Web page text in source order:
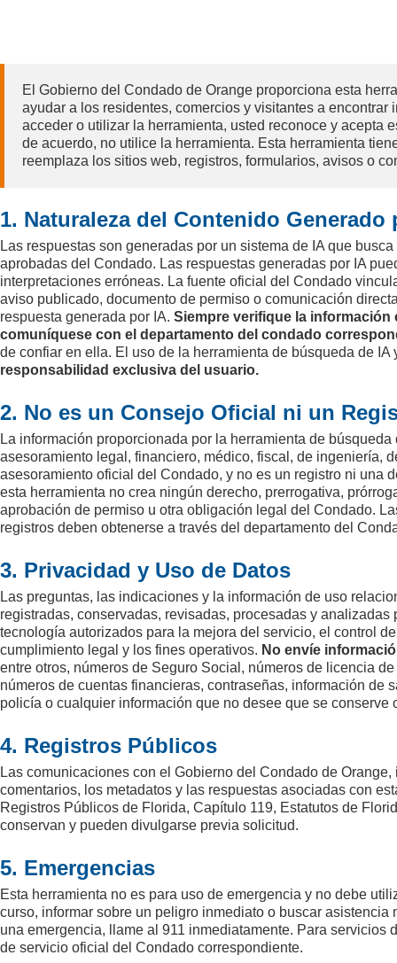
El Gobierno del Condado de Orange proporciona esta
ayudar a los residentes, comercios y visitantes a
acceder o utilizar la herramienta, usted reconoce y acepta
de acuerdo, no utilice la herramienta. Esta herramienta
reemplaza los sitios web, registros, formularios, avisos o
1. Naturaleza del Contenido Generado
Las respuestas son generadas por un sistema de IA que
aprobadas del Condado. Las respuestas generadas por IA
interpretaciones erróneas. La fuente oficial del Condado
aviso publicado, documento de permiso o comunicación
respuesta generada por IA. Siempre verifique la
comuníquese con el departamento del condado
de confiar en ella. El uso de la herramienta de búsqueda de
responsabilidad exclusiva del usuario.
2. No es un Consejo Oficial ni un
La información proporcionada por la herramienta de
asesoramiento legal, financiero, médico, fiscal, de ingeniería,
asesoramiento oficial del Condado, y no es un registro ni una
esta herramienta no crea ningún derecho, prerrogativa,
aprobación de permiso u otra obligación legal del Condado.
registros deben obtenerse a través del departamento del
3. Privacidad y Uso de Datos
Las preguntas, las indicaciones y la información de uso
registradas, conservadas, revisadas, procesadas y
tecnología autorizados para la mejora del servicio, el control
cumplimiento legal y los fines operativos. No envíe
entre otros, números de Seguro Social, números de licencia
números de cuentas financieras, contraseñas, información
policía o cualquier información que no desee que se
4. Registros Públicos
Las comunicaciones con el Gobierno del Condado de
comentarios, los metadatos y las respuestas asociadas con
Registros Públicos de Florida, Capítulo 119, Estatutos de
conservan y pueden divulgarse previa solicitud.
5. Emergencias
Esta herramienta no es para uso de emergencia y no debe
curso, informar sobre un peligro inmediato o buscar
una emergencia, llame al 911 inmediatamente. Para
de servicio oficial del Condado correspondiente.